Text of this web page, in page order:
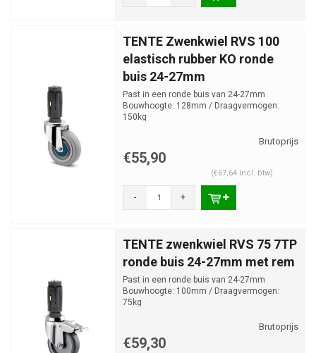
TENTE Zwenkwiel RVS 100
elastisch rubber KO ronde
buis 24-27mm
Past in een ronde buis van 24-27mm
Bouwhoogte: 128mm / Draagvermogen:
150kg
€55,90
(€67,64 Incl. btw)
- +
TENTE zwenkwiel RVS 75 7TP
ronde buis 24-27mm met rem
Past in een ronde buis van 24-27mm
Bouwhoogte: 100mm / Draagvermogen:
75kg
€59,30